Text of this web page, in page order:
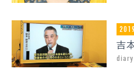
diary